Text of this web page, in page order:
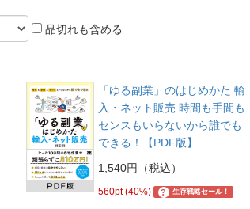
品切れも含める
「ゆる副業」のはじめかた 輸
入・ネット販売 時間も手間も
センスもいらないから誰でも
できる！【PDF版】
1,540円（税込）
560pt (40%) ? 生存戦略セール！